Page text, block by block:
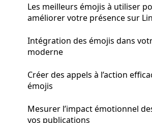
Les meilleurs émojis à utiliser
améliorer votre présence sur
Intégration des émojis dans
moderne
Créer des appels à l’action
émojis
Mesurer l’impact émotionnel
vos publications